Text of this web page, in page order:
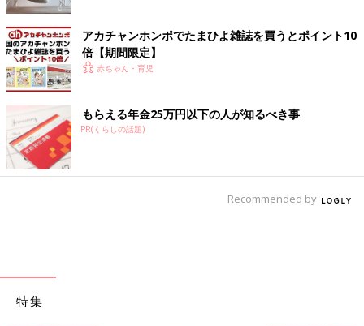
アカチャンホンポでたまひよ雑誌を買うとポイント10
倍【期間限定】
赤ちゃん・育児
もらえる年金25万円以下の人が知るべき事
PR(くらしの話題)
Recommended by
特集